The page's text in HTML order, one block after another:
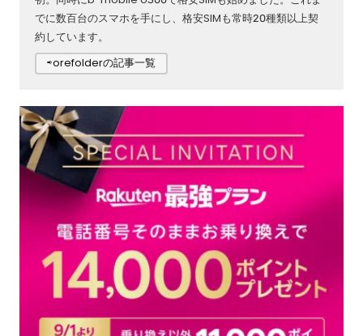
でに数百台のスマホを手にし、格安SIMも常時20種類以上契
約しています。
⇨orefolderの記事一覧